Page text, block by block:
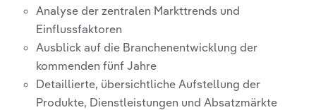
Analyse der zentralen Markttrends und
Einflussfaktoren
Ausblick auf die Branchenentwicklung der
kommenden fünf Jahre
Detaillierte, übersichtliche Aufstellung der
Produkte, Dienstleistungen und Absatzmärkte